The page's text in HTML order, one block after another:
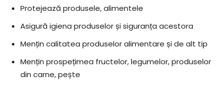
Protejează produsele, alimentele
Asigură igiena produselor și siguranța acestora
Mențin calitatea produselor alimentare și de alt tip
Mențin prospețimea fructelor, legumelor, produselor
din carne, pește